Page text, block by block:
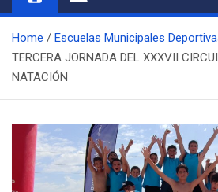
Home
Escuelas Municipales
TERCERA JORNADA DEL XXXVII
NATACIÓN